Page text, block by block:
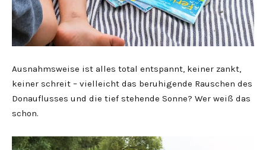
Ausnahmsweise ist alles total entspannt, keiner zankt,
keiner schreit – vielleicht das beruhigende Rauschen des
Donauflusses und die tief stehende Sonne? Wer weiß das
schon.